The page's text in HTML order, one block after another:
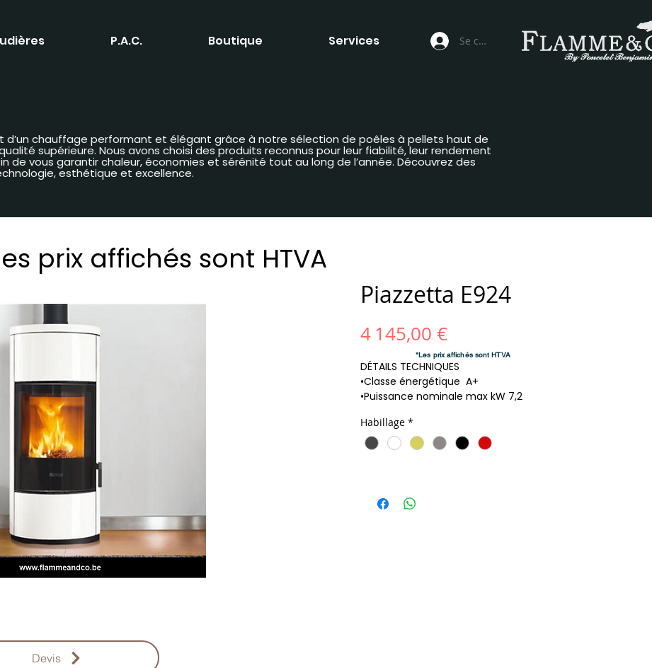
P.A.C. Boutique Services Se connecter
Piazzetta E924
4 145,00 €Prix
DÉTAILS TECHNIQUES
•Classe énergétique A+
•Puissance nominale max kW 7,2
•Consommation nominale max kg/h 1,9
•Poids kg 141
•Modèle E924
Habillage *
d’un chauffage performant et élégant grâce à notre sélection de poêles à pellets haut de
supérieure. Nous avons choisi des produits reconnus pour leur fiabilité, leur rendement
de vous garantir chaleur, économies et sérénité tout au long de l’année. Découvrez des
esthétique et excellence.
*Les prix affichés sont HTVA
Devis
prix affichés sont HTVA